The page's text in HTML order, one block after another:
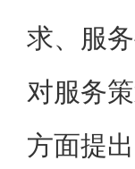
求、服
对服务
方面提